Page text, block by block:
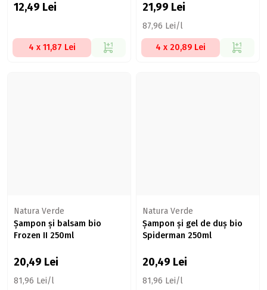
12,49 Lei
4 x 11,87 Lei
21,99 Lei
87,96 Lei/l
4 x 20,89 Lei
Natura Verde
Șampon și balsam bio
Frozen II 250ml
20,49 Lei
81,96 Lei/l
Natura Verde
Șampon și gel de duș bio
Spiderman 250ml
20,49 Lei
81,96 Lei/l